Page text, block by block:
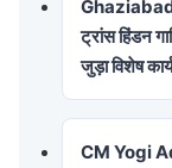
Ghaziabad
ट्रांस हिंडन
जुड़ा विशेष
CM Yogi